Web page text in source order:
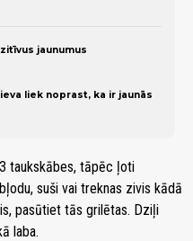
jaunumus
liek noprast, ka ir jaunās
taukskābes, tāpēc ļoti
suši vai treknas zivis kādā
pasūtiet tās grilētas. Dziļi
laba.